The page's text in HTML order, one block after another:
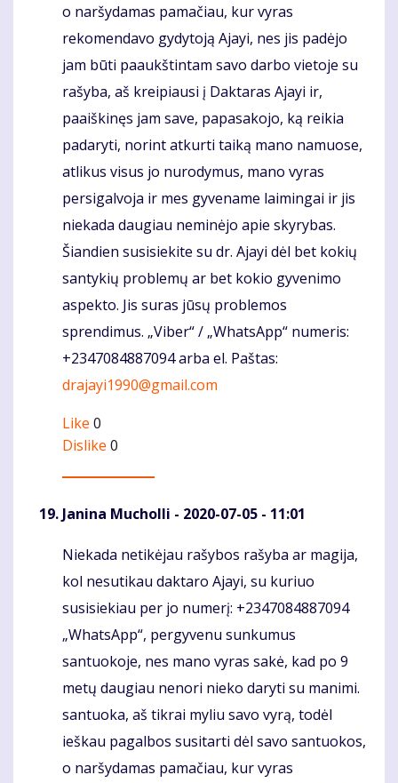
o naršydamas pamačiau, kur vyras
rekomendavo gydytoją Ajayi, nes jis padėjo
jam būti paaukštintam savo darbo vietoje su
rašyba, aš kreipiausi į Daktaras Ajayi ir,
paaiškinęs jam save, papasakojo, ką reikia
padaryti, norint atkurti taiką mano namuose,
atlikus visus jo nurodymus, mano vyras
persigalvoja ir mes gyvename laimingai ir jis
niekada daugiau neminėjo apie skyrybas.
Šiandien susisiekite su dr. Ajayi dėl bet kokių
santykių problemų ar bet kokio gyvenimo
aspekto. Jis suras jūsų problemos
sprendimus. „Viber“ / „WhatsApp“ numeris:
+2347084887094 arba el. Paštas:
drajayi1990@gmail.com
Like 0
Dislike 0
Janina Mucholli - 2020-07-05 - 11:01
Komentaras
Niekada netikėjau rašybos rašyba ar magija,
kol nesutikau daktaro Ajayi, su kuriuo
susisiekiau per jo numerį: +2347084887094
„WhatsApp“, pergyvenu sunkumus
santuokoje, nes mano vyras sakė, kad po 9
metų daugiau nenori nieko daryti su manimi.
santuoka, aš tikrai myliu savo vyrą, todėl
ieškau pagalbos susitarti dėl savo santuokos,
o naršydamas pamačiau, kur vyras